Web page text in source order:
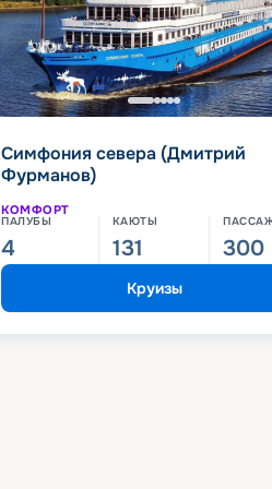
Симфония севера (Дмитрий
Фурманов)
КОМФОРТ
ПАЛУБЫ
4
КАЮТЫ
131 300
Круизы